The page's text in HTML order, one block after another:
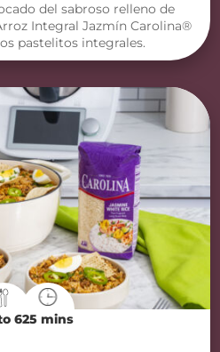
del sabroso relleno de
Integral Jazmín Carolina®
pastelitos integrales.
625 mins